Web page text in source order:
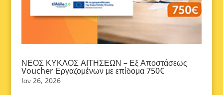
ΝΕΟΣ ΚΥΚΛΟΣ ΑΙΤΗΣΕΩΝ – Εξ Αποστάσεως
Voucher Εργαζομένων με επίδομα 750€
Ιαν 26, 2026